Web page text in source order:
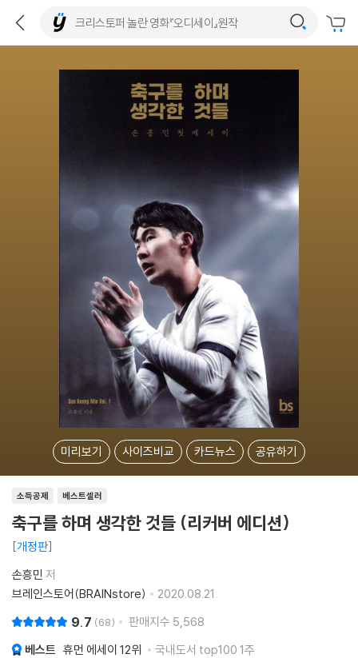
미리보기 사이즈비교 카드뉴스 공유하기
소득공제 베스트셀러
축구를 하며 생각한 것들 (리커버 에디션)
개정판
손흥민 저
브레인스토어(BRAINstore)
2020.08.21.
9.7 68 판매지수 5,568
베스트 휴먼 에세이 12위 국내도서 top100 1주